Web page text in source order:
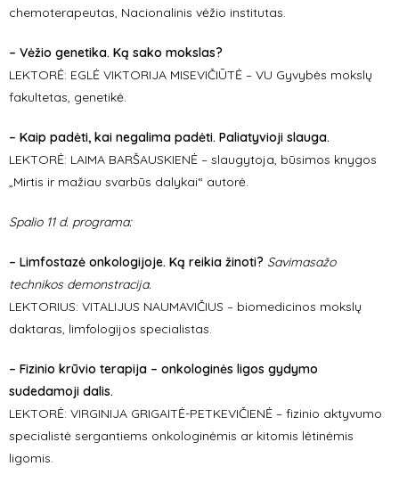
chemoterapeutas, Nacionalinis vėžio institutas.
– Vėžio genetika. Ką sako mokslas?
LEKTORĖ: EGLĖ VIKTORIJA MISEVIČIŪTĖ – VU Gyvybės mokslų
fakultetas, genetikė.
– Kaip padėti, kai negalima padėti. Paliatyvioji slauga.
LEKTORĖ: LAIMA BARŠAUSKIENĖ – slaugytoja, būsimos knygos
„Mirtis ir mažiau svarbūs dalykai“ autorė.
Spalio 11 d. programa:
– Limfostazė onkologijoje. Ką reikia žinoti? Savimasažo
technikos demonstracija.
LEKTORIUS: VITALIJUS NAUMAVIČIUS – biomedicinos mokslų
daktaras, limfologijos specialistas.
– Fizinio krūvio terapija – onkologinės ligos gydymo
sudedamoji dalis.
LEKTORĖ: VIRGINIJA GRIGAITĖ-PETKEVIČIENĖ – fizinio aktyvumo
specialistė sergantiems onkologinėmis ar kitomis lėtinėmis
ligomis.